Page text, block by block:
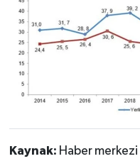
Kaynak: Haber merkezi